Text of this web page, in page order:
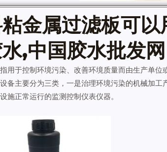
金属过滤板可以
,中国胶水批发网
用于控制环境污染、改善环境质量而由生产单
备主要分为三类，一是治理环境污染的机械加
施正常运行的监测控制仪表仪器。